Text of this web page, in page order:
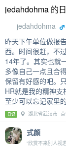
jedahdohma 的
jedahdohma
昨天下午单位做报
西。时间很赶，不
14年了。其实也就
多像自己一点且合
保留有好感的吧。
HR就是我的精神支
至少可以忘记家里
日记 湖北省武汉市
式颜
“欣赏不来别人视